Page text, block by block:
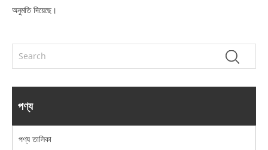
অনুমতি দিয়েছে।
পণ্য
পণ্য তালিকা